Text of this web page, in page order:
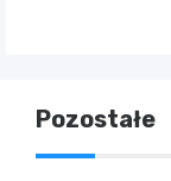
Pozostałe